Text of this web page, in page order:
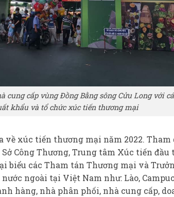
cung cấp vùng Đồng Bằng sông Cửu Long với
khẩu và tổ chức xúc tiến thương mại
xúc tiến thương mại năm 2022.
Công Thương, Trung tâm Xúc tiến
các Tham tán Thương mại và
ngoài tại Việt Nam như: Lào,
hàng, nhà phân phối, nhà cung cấp,